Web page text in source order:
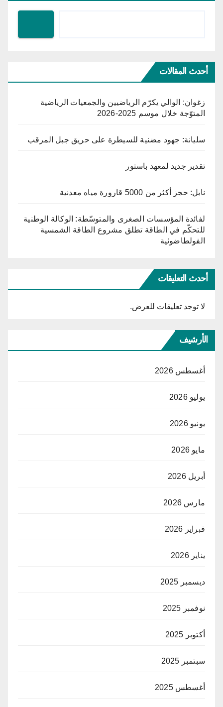
أحدث المقالات
زغوان: الوالي يكرّم الرياضيين والجمعيات الرياضية
المتوّجة خلال موسم 2025-2026
سليانة: جهود مضنية للسيطرة على حريق جبل المرقب
تقدير جديد لمعهد باستور
نابل: حجز أكثر من 5000 قارورة مياه معدنية
لفائدة المؤسسات الصغرى والمتوسّطة: الوكالة الوطنية
للتحكّم في الطاقة تطلق مشروع الطاقة الشمسية
الفولطاضوئية
أحدث التعليقات
لا توجد تعليقات للعرض.
الأرشيف
أغسطس 2026
يوليو 2026
يونيو 2026
مايو 2026
أبريل 2026
مارس 2026
فبراير 2026
يناير 2026
ديسمبر 2025
نوفمبر 2025
أكتوبر 2025
سبتمبر 2025
أغسطس 2025